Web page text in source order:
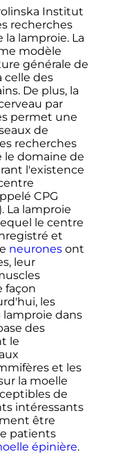
Institut
recherches
lamproie. La
modèle
générale de
celle des
De plus, la
par
permet une
de
recherches
le domaine de
l'existence
CPG
La lamproie
le centre
et
neuronesont
leur
façon
les
lamproie dans
des
le
et les
la moelle
de
intéressants
être
patients
épinière.